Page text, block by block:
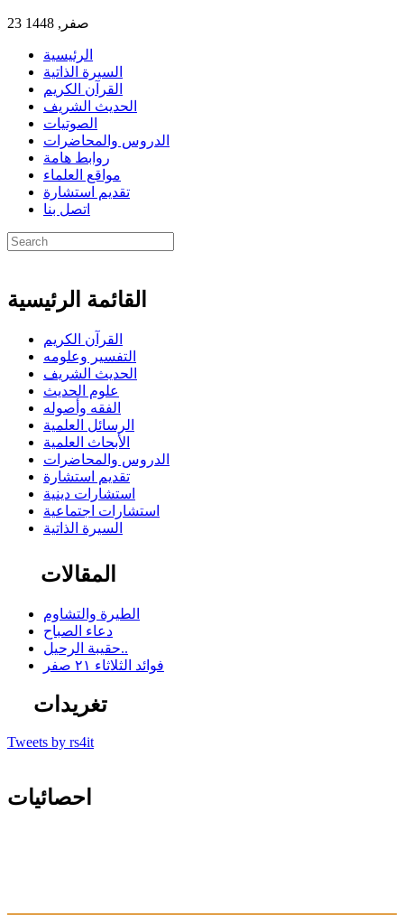
23 صفر, 1448
الرئيسية
السيرة الذاتية
القرآن الكريم
الحديث الشريف
الصوتيات
الدروس والمحاضرات
روابط هامة
مواقع العلماء
تقديم استشارة
اتصل بنا
القائمة الرئيسية
القرآن الكريم
التفسير وعلومه
الحديث الشريف
علوم الحديث
الفقه وأصوله
الرسائل العلمية
الأبحاث العلمية
الدروس والمحاضرات
تقديم استشارة
استشارات دينية
استشارات اجتماعية
السيرة الذاتية
المقالات
الطيرة والتشاوم
دعاء الصباح
حقيبة الرحيل..
فوائد الثلاثاء ٢١ صفر
تغريدات
Tweets by rs4it
احصائيات